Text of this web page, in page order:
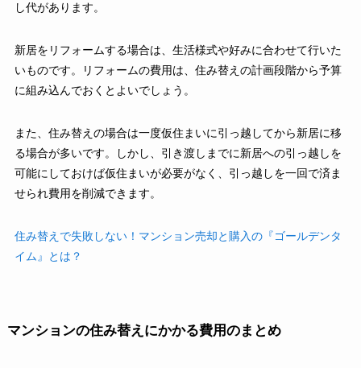
し代があります。
新居をリフォームする場合は、生活様式や好みに合わせて行いた
いものです。リフォームの費用は、住み替えの計画段階から予算
に組み込んでおくとよいでしょう。
また、住み替えの場合は一度仮住まいに引っ越してから新居に移
る場合が多いです。しかし、引き渡しまでに新居への引っ越しを
可能にしておけば仮住まいが必要がなく、引っ越しを一回で済ま
せられ費用を削減できます。
住み替えで失敗しない！マンション売却と購入の『ゴールデンタ
イム』とは？
マンションの住み替えにかかる費用のまとめ